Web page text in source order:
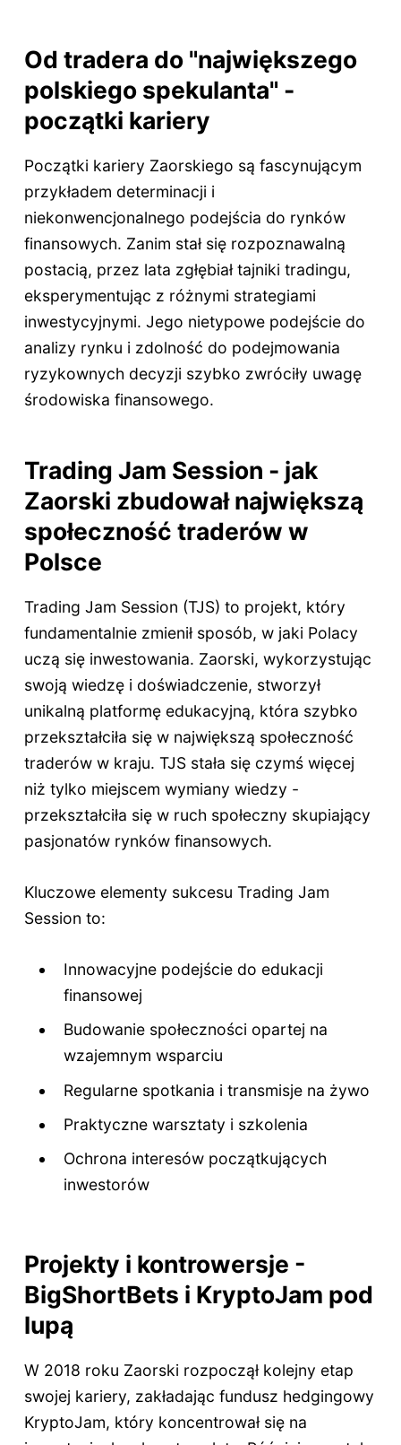
Od tradera do "największego
polskiego spekulanta" -
początki kariery
Początki kariery Zaorskiego są fascynującym
przykładem determinacji i
niekonwencjonalnego podejścia do rynków
finansowych. Zanim stał się rozpoznawalną
postacią, przez lata zgłębiał tajniki tradingu,
eksperymentując z różnymi strategiami
inwestycyjnymi. Jego nietypowe podejście do
analizy rynku i zdolność do podejmowania
ryzykownych decyzji szybko zwróciły uwagę
środowiska finansowego.
Trading Jam Session - jak
Zaorski zbudował największą
społeczność traderów w
Polsce
Trading Jam Session (TJS) to projekt, który
fundamentalnie zmienił sposób, w jaki Polacy
uczą się inwestowania. Zaorski, wykorzystując
swoją wiedzę i doświadczenie, stworzył
unikalną platformę edukacyjną, która szybko
przekształciła się w największą społeczność
traderów w kraju. TJS stała się czymś więcej
niż tylko miejscem wymiany wiedzy -
przekształciła się w ruch społeczny skupiający
pasjonatów rynków finansowych.
Kluczowe elementy sukcesu Trading Jam
Session to:
Innowacyjne podejście do edukacji
finansowej
Budowanie społeczności opartej na
wzajemnym wsparciu
Regularne spotkania i transmisje na żywo
Praktyczne warsztaty i szkolenia
Ochrona interesów początkujących
inwestorów
Projekty i kontrowersje -
BigShortBets i KryptoJam pod
lupą
W 2018 roku Zaorski rozpoczął kolejny etap
swojej kariery, zakładając fundusz hedgingowy
KryptoJam, który koncentrował się na